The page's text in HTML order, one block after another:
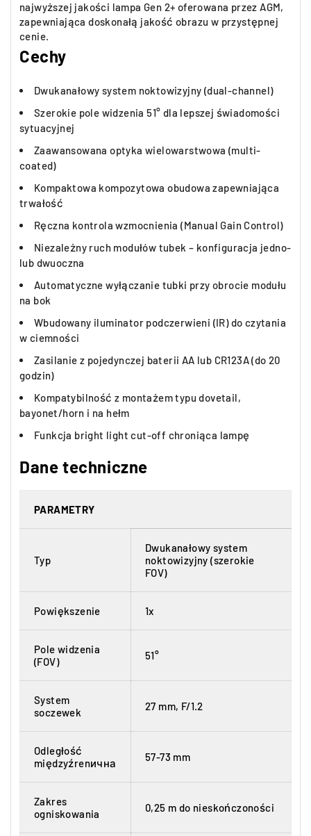
najwyższej jakości lampa Gen 2+ oferowana przez AGM,
zapewniająca doskonałą jakość obrazu w przystępnej
cenie.
Cechy
Dwukanałowy system noktowizyjny (dual-channel)
Szerokie pole widzenia 51° dla lepszej świadomości
sytuacyjnej
Zaawansowana optyka wielowarstwowa (multi-
coated)
Kompaktowa kompozytowa obudowa zapewniająca
trwałość
Ręczna kontrola wzmocnienia (Manual Gain Control)
Niezależny ruch modułów tubek – konfiguracja jedno-
lub dwuoczna
Automatyczne wyłączanie tubki przy obrocie modułu
na bok
Wbudowany iluminator podczerwieni (IR) do czytania
w ciemności
Zasilanie z pojedynczej baterii AA lub CR123A (do 20
godzin)
Kompatybilność z montażem typu dovetail,
bayonet/horn i na hełm
Funkcja bright light cut-off chroniąca lampę
Dane techniczne
PARAMETRY
Typ
Dwukanałowy system
noktowizyjny (szerokie
FOV)
Powiększenie 1x
Pole widzenia
(FOV)
51°
System
soczewek
27 mm, F/1.2
Odległość
międzyźrenична
57-73 mm
Zakres
ogniskowania
0,25 m do nieskończoności